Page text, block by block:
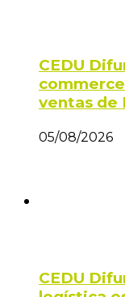
CEDU
ventas de
05/08/2026
CEDU